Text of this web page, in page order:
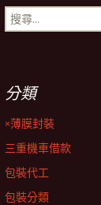
搜
尋
分類
×薄膜封裝
三重機車借款
包裝代工
包裝分類